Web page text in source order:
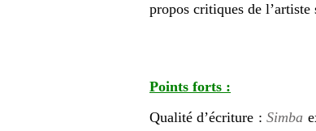
propos critiques de
Points forts :
Qualité d’écriture :Simba